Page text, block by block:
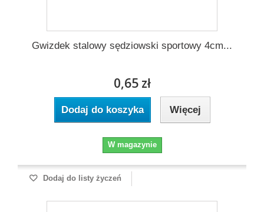
Gwizdek stalowy sędziowski sportowy 4cm...
0,65 zł
Dodaj do koszyka Więcej
W magazynie
Dodaj do listy życzeń